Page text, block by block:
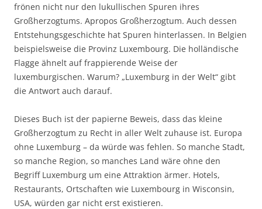
frönen nicht nur den lukullischen Spuren ihres
Großherzogtums. Apropos Großherzogtum. Auch dessen
Entstehungsgeschichte hat Spuren hinterlassen. In Belgien
beispielsweise die Provinz Luxembourg. Die holländische
Flagge ähnelt auf frappierende Weise der
luxemburgischen. Warum? „Luxemburg in der Welt“ gibt
die Antwort auch darauf.
Dieses Buch ist der papierne Beweis, dass das kleine
Großherzogtum zu Recht in aller Welt zuhause ist. Europa
ohne Luxemburg – da würde was fehlen. So manche Stadt,
so manche Region, so manches Land wäre ohne den
Begriff Luxemburg um eine Attraktion ärmer. Hotels,
Restaurants, Ortschaften wie Luxembourg in Wisconsin,
USA, würden gar nicht erst existieren.